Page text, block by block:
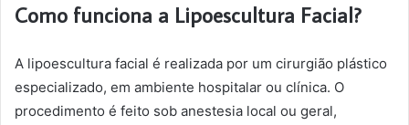
Como funciona a Lipoescultura Facial?
A lipoescultura facial é realizada por um cirurgião plástico
especializado, em ambiente hospitalar ou clínica. O
procedimento é feito sob anestesia local ou geral,